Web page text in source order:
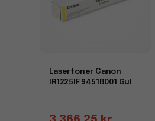
Lasertoner Canon
IR1225IF 9451B001 Gul